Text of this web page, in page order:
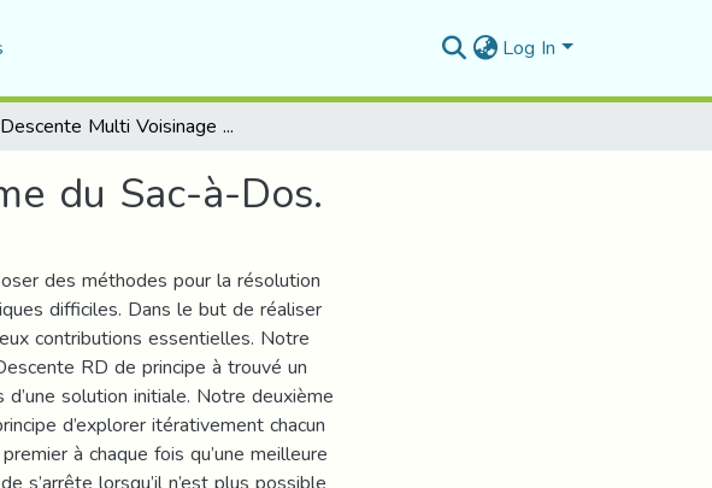
Log In
Descente Multi Voisinage pour le problème du Sac-à-Dos.
du Sac-à-Dos.
des méthodes pour la résolution
difficiles. Dans le but de réaliser
contributions essentielles. Notre
RD de principe à trouvé un
solution initiale. Notre deuxième
d’explorer itérativement chacun
à chaque fois qu’une meilleure